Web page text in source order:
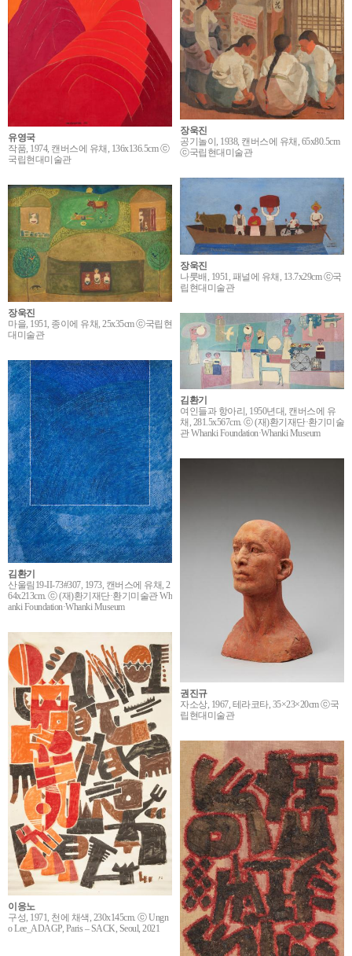
유영국
작품, 1974, 캔버스에 유채, 136x136.5cm ⓒ
국립현대미술관
장욱진
공기놀이, 1938, 캔버스에 유채, 65x80.5cm
ⓒ국립현대미술관
장욱진
나룻배, 1951, 패널에 유채, 13.7x29cm ⓒ국
립현대미술관
장욱진
마을, 1951, 종이에 유채, 25x35cm ⓒ국립현
대미술관
김환기
여인들과 항아리, 1950년대, 캔버스에 유
채, 281.5x567cm. ⓒ (재)환기재단·환기미술
관 Whanki Foundation·Whanki Museum
김환기
산울림19-II-73#307, 1973, 캔버스에 유채, 2
64x213cm. ⓒ (재)환기재단·환기미술관 Wh
anki Foundation·Whanki Museum
권진규
자소상, 1967, 테라코타, 35×23×20cm ⓒ국
립현대미술관
이응노
구성, 1971, 천에 채색, 230x145cm. ⓒ Ungn
o Lee_ADAGP, Paris – SACK, Seoul, 2021